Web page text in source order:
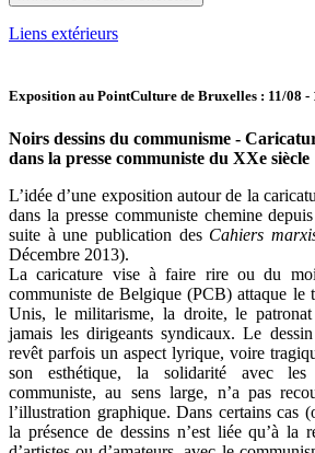
Liens extérieurs
Exposition au PointCulture de Bruxelles : 11/08 -
Noirs dessins du communisme -
dans la presse communiste du XXe siècle
L’idée d’une exposition autour de la
dans la presse communiste chemine
suite à une publication des Cahiers
Décembre 2013).
La caricature vise à faire rire ou du
communiste de Belgique (PCB) attaque le
Unis, le militarisme, la droite, le
jamais les dirigeants syndicaux. Le
revêt parfois un aspect lyrique, voire
son esthétique, la solidarité avec les
communiste, au sens large, n’a pas
l’illustration graphique. Dans certains cas
la présence de dessins n’est liée qu’à la